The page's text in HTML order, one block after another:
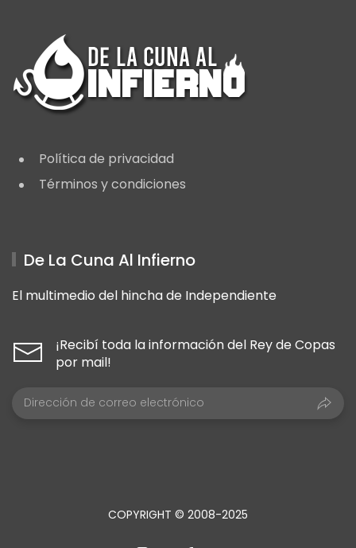
Política de privacidad
Términos y condiciones
De La Cuna Al Infierno
El multimedio del hincha de Independiente
¡Recibí toda la información del Rey de Copas
por mail!
COPYRIGHT © 2008-2025